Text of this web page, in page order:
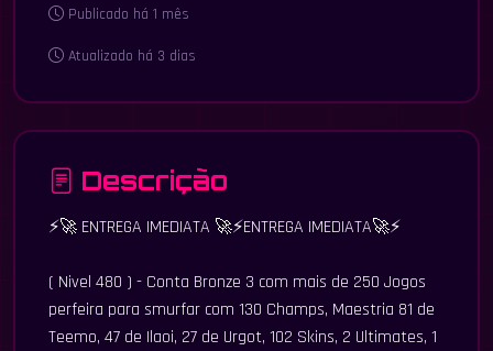
Publicado há 1 mês
Atualizado há 3 dias
Descrição
⚡🚀 ENTREGA IMEDIATA 🚀⚡ENTREGA IMEDIATA🚀⚡
( Nivel 480 ) - Conta Bronze 3 com mais de 250 Jogos
perfeira para smurfar com 130 Champs, Maestria 81 de
Teemo, 47 de Ilaoi, 27 de Urgot, 102 Skins, 2 Ultimates, 1